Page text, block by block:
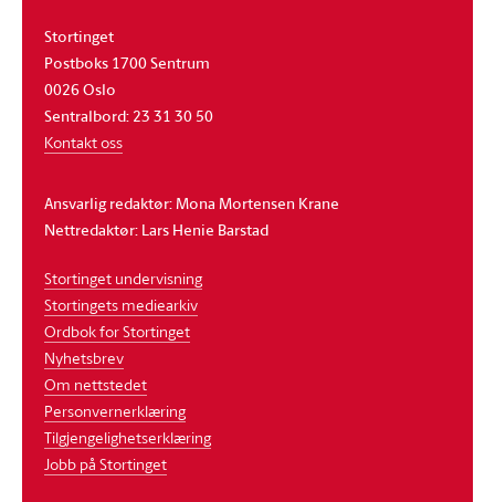
Stortinget
Postboks 1700 Sentrum
0026 Oslo
Sentralbord: 23 31 30 50
Kontakt oss
Ansvarlig redaktør: Mona Mortensen Krane
Nettredaktør: Lars Henie Barstad
Stortinget undervisning
Stortingets mediearkiv
Ordbok for Stortinget
Nyhetsbrev
Om nettstedet
Personvernerklæring
Tilgjengelighetserklæring
Jobb på Stortinget